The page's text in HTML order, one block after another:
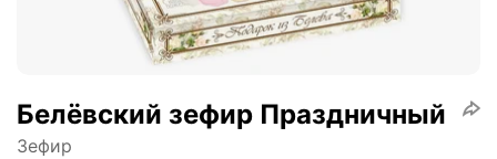
Белёвский зефир Праздничный
Зефир